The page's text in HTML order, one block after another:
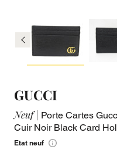
GUCCI
Neuf | Porte Cartes
Cuir Noir Black Card
Etat neuf